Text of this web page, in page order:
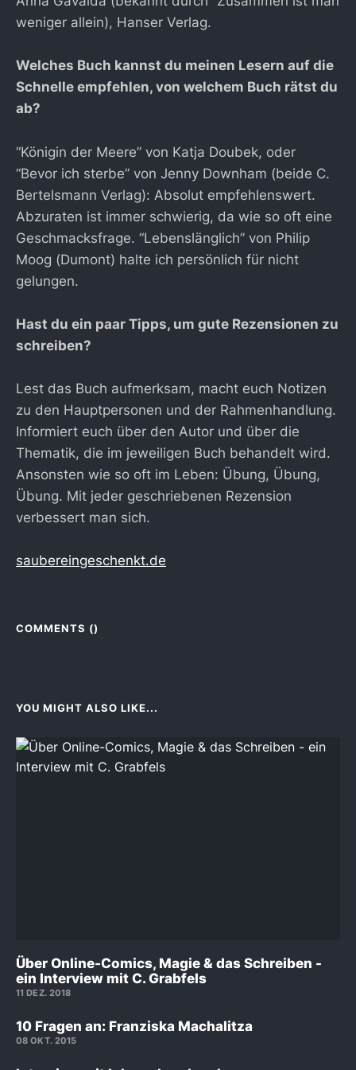
weniger allein), Hanser Verlag.
Welches Buch kannst du meinen Lesern auf die
Schnelle empfehlen, von welchem Buch rätst du
ab?
“Königin der Meere” von Katja Doubek, oder
“Bevor ich sterbe” von Jenny Downham (beide C.
Bertelsmann Verlag): Absolut empfehlenswert.
Abzuraten ist immer schwierig, da wie so oft eine
Geschmacksfrage. “Lebenslänglich” von Philip
Moog (Dumont) halte ich persönlich für nicht
gelungen.
Hast du ein paar Tipps, um gute Rezensionen zu
schreiben?
Lest das Buch aufmerksam, macht euch Notizen
zu den Hauptpersonen und der Rahmenhandlung.
Informiert euch über den Autor und über die
Thematik, die im jeweiligen Buch behandelt wird.
Ansonsten wie so oft im Leben: Übung, Übung,
Übung. Mit jeder geschriebenen Rezension
verbessert man sich.
saubereingeschenkt.de
COMMENTS ()
YOU MIGHT ALSO LIKE...
Über Online-Comics, Magie & das Schreiben -
ein Interview mit C. Grabfels
11 DEZ. 2018
10 Fragen an: Franziska Machalitza
08 OKT. 2015